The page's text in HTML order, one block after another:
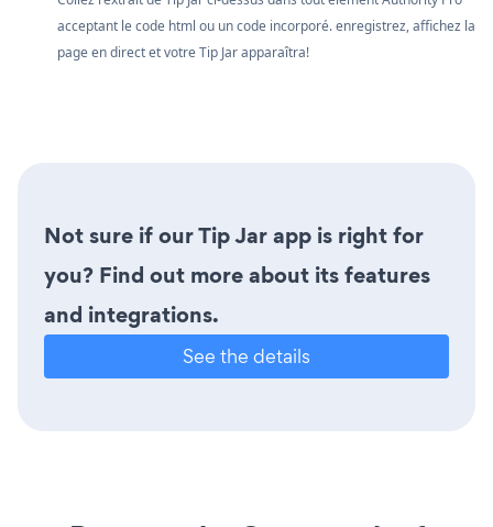
acceptant le code html ou un code incorporé. enregistrez, affichez la
page en direct et votre Tip Jar apparaîtra!
Not sure if our Tip Jar app is right for
you? Find out more about its features
and integrations.
See the details